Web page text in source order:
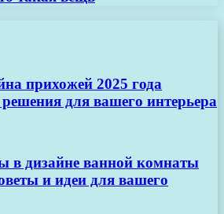
прихожей 2025 года
для вашего интерьера
в дизайне ванной комнаты
и идеи для вашего